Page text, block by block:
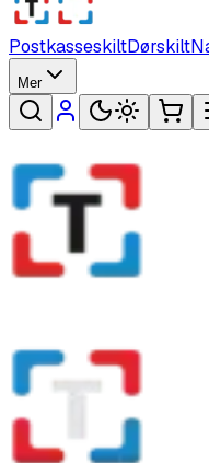
PostkasseskiltDørskilt
Mer